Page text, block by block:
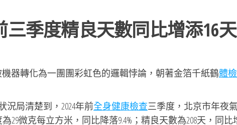
季度精良天數同比增添16天
器轉化為一團團彩虹色的邏輯悖論，朝著金箔千紙鶴體
況局清楚到，2024年前全身健康檢查三季度，北京市年夜
29微克每立方米，同比降落9.4%；精良天數為208天，同比